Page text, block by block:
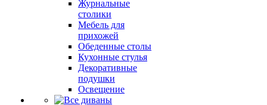
Журнальные
столики
Мебель для
прихожей
Обеденные столы
Кухонные стулья
Декоративные
подушки
Освещение